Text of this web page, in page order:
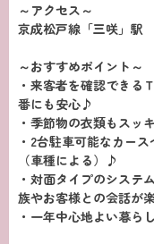
～アクセス～
京成松戸線「三咲」駅
～おすすめポイント～
・来客者を確認できる
番にも安心♪
・季節物の衣類もスッ
・2台駐車可能なカー
（車種による）♪
・対面タイプのシステ
族やお客様との会話が
・一年中心地よい暮ら